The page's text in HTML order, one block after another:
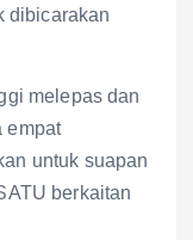
dibicarakan
melepas dan
empat
untuk suapan
berkaitan